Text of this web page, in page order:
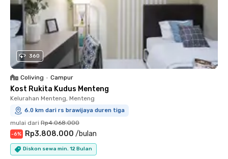
360
Coliving • Campur
Kost Rukita Kudus Menteng
Kelurahan Menteng, Menteng
6.0 km dari rs brawijaya duren tiga
mulai dari Rp4.068.000
-6% Rp3.808.000 /bulan
Diskon sewa min. 12 Bulan